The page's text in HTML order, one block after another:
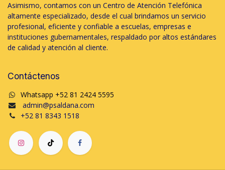
Asimismo, contamos con un Centro de Atención Telefónica
altamente especializado, desde el cual brindamos un servicio
profesional, eficiente y confiable a escuelas, empresas e
instituciones gubernamentales, respaldado por altos estándares
de calidad y atención al cliente.
Contáctenos
Whatsapp +52 81 2424 5595
admin@psaldana.com
+52 81 8343 1518